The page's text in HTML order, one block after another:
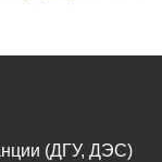
(ДГУ, ДЭС)